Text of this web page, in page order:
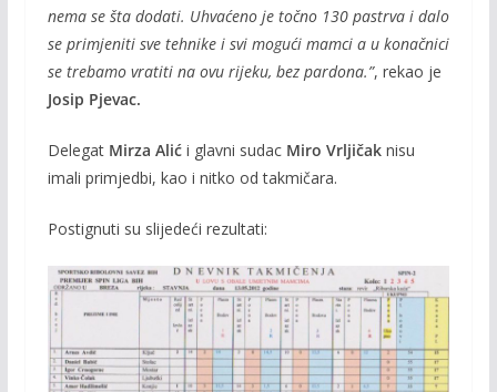
nema se šta dodati. Uhvaćeno je točno 130 pastrva i dalo
se primjeniti sve tehnike i svi mogući mamci a u konačnici
se trebamo vratiti na ovu rijeku, bez pardona.”, rekao je
Josip Pjevac.
Delegat Mirza Alići glavni sudac Miro Vrljičaknisu
imali primjedbi, kao i nitko od takmičara.
Postignuti su slijedeći rezultati: